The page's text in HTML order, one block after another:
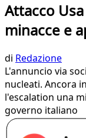
Attacco
minacce e
di Redazione
L'annuncio via
nucleati. Ancora
l'escalation una
governo italiano